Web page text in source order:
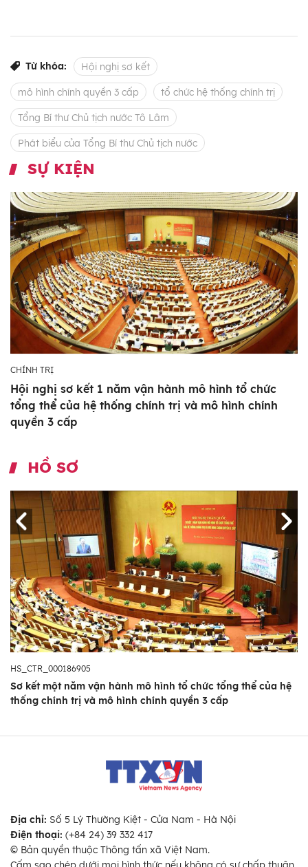
Từ khóa: Hội nghị sơ kết
mô hình chính quyền 3 cấp tổ chức hệ thống chính trị
Tổng Bí thư Chủ tịch nước Tô Lâm
Phát biểu của Tổng Bí thư Chủ tịch nước
SỰ KIỆN
CHÍNH TRỊ
Hội nghị sơ kết 1 năm vận hành mô hình tổ chức
tổng thể của hệ thống chính trị và mô hình chính
quyền 3 cấp
HỒ SƠ
HS_CTR_000186905
Sơ kết một năm vận hành mô hình tổ chức tổng thể của hệ
thống chính trị và mô hình chính quyền 3 cấp
Địa chỉ: Số 5 Lý Thường Kiệt - Cửa Nam - Hà Nội
Điện thoại: (+84 24) 39 332 417
© Bản quyền thuộc Thông tấn xã Việt Nam.